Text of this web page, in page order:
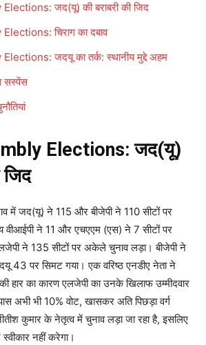
जद(यू) की बराबरी की जिद
चिराग का दबाव
जदयू का तर्क: स्थानीय मुद्दे अहम
सस्पेंस
Elections: जद(यू)
जिद
में जद(यू) ने 115 और बीजेपी ने 110 सीटों पर
ने 11 और एचएएम (एस) ने 7 सीटों पर
ने 135 सीटों पर अकेले चुनाव लड़ा। बीजेपी ने
43 पर सिमट गया। एक वरिष्ठ एनडीए नेता ने
हार का कारण एलजेपी का उनके खिलाफ उम्मीदवार
अभी भी 10% वोट, खासकर अति पिछड़ा वर्ग
कुमार के नेतृत्व में चुनाव लड़ा जा रहा है, इसलिए
नहीं करेगा।